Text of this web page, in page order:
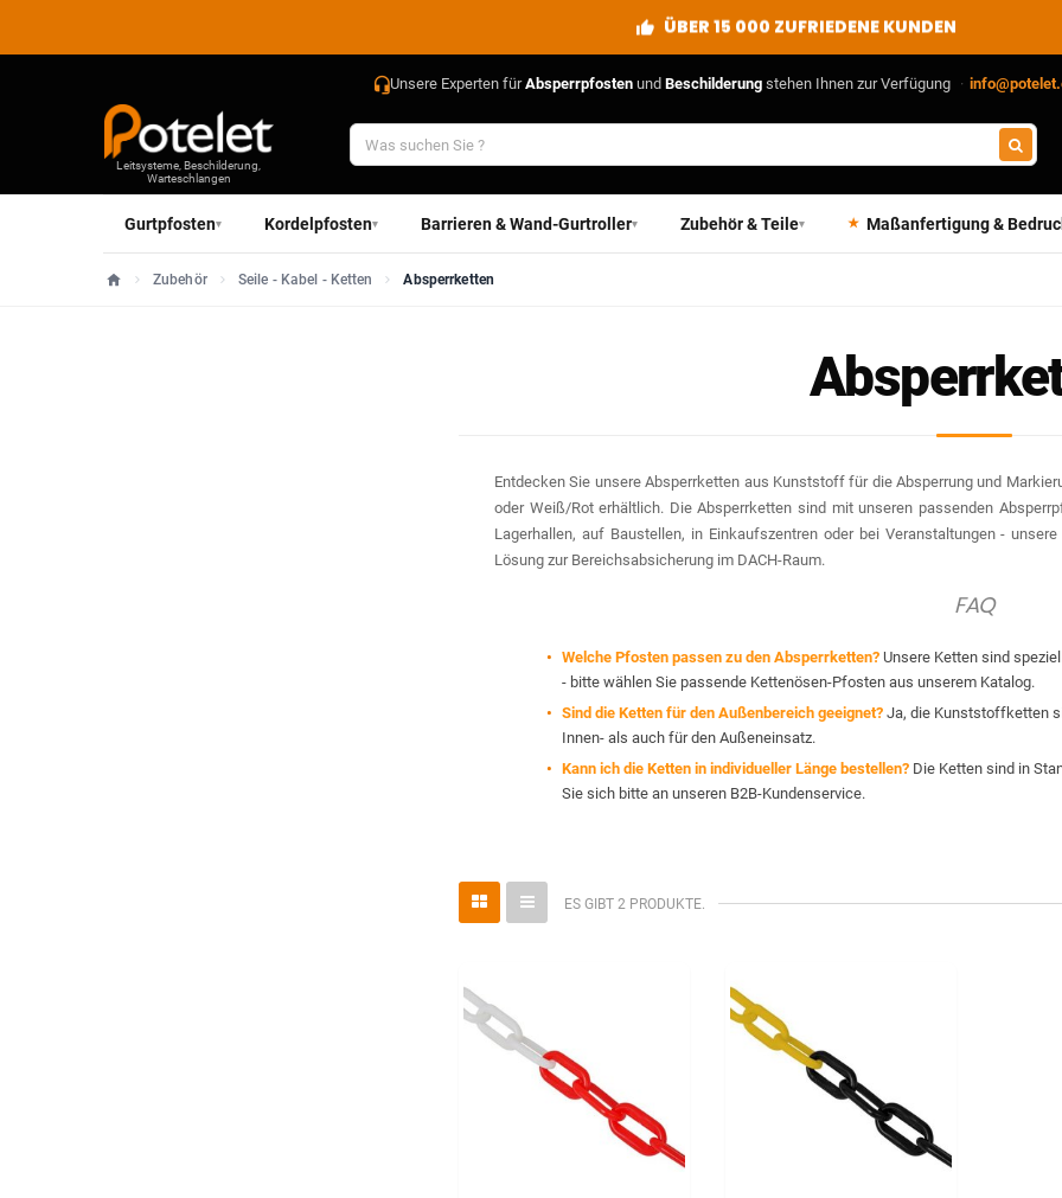
ÜBER 15 000 ZUFRIEDENE KUNDEN
Unsere Experten fürAbsperrpfosten und Beschilderung stehen Ihnen zur Verfügung ·
Leitsysteme, Beschilderung,
Warteschlangen
Gurtpfosten▾ Kordelpfosten▾ Barrieren & Wand-Gurtroller▾ Zubehör & Teile▾ Maßanfertigung &
Startseite
Zubehör Seile - Kabel - Ketten Absperrketten
Entdecken Sie unsere Absperrketten aus Kunststoff für die Absperrung und
oder Weiß/Rot erhältlich. Die Absperrketten sind mit unseren passenden
Lagerhallen, auf Baustellen, in Einkaufszentren oder bei Veranstaltungen -
Lösung zur Bereichsabsicherung im DACH-Raum.
FAQ
Welche Pfosten passen zu den Absperrketten? Unsere Ketten sind
- bitte wählen Sie passende Kettenösen-Pfosten aus unserem Katalog.
Sind die Ketten für den Außenbereich geeignet? Ja, die Kunststoffketten
Innen- als auch für den Außeneinsatz.
Kann ich die Ketten in individueller Länge bestellen? Die Ketten sind in
Sie sich bitte an unseren B2B-Kundenservice.
ES GIBT 2 PRODUKTE.